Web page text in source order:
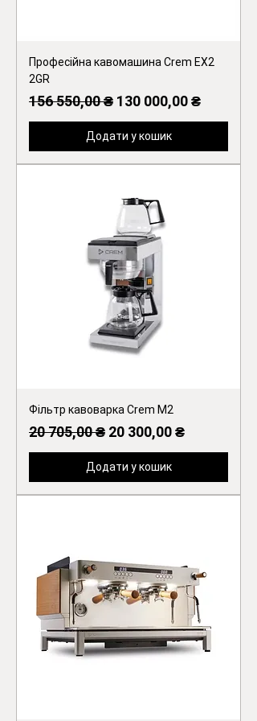
Професійна кавомашина Crem EX2
2GR
Звичайна ціна
156 550,00 ₴ За розпродажем
130 000,00 ₴
Додати у кошик
Фільтр кавоварка Crem M2
Звичайна ціна
20 705,00 ₴ За розпродажем
20 300,00 ₴
Додати у кошик